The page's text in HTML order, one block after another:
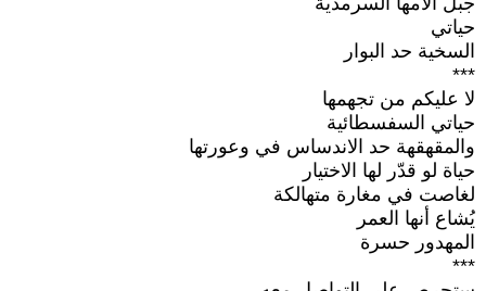
حياتي
السخية حد البوار
***
لا عليكم من تجهمها
حياتي السفسطائية
والمقهقهة حد الاندساس في وعورتها
حياة لو قدّر لها الاختيار
لغاصت في مغارة متهالكة
يُشاع أنها العمر
المهدور حسرة
***